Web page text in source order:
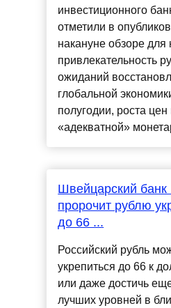
инвестиционного
отметили в
накануне обзоре для
привлекательность
ожиданий
глобальной
полугодии, роста
«адекватной»
Швейцарский банк
пророчит рублю
до 66 ...
Российский рубль
укрепиться до 66 к
или даже достичь
лучших уровней в